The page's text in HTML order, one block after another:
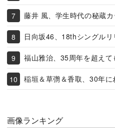
藤井 風、学生時代の秘蔵
日向坂46、18thシングルリ
福山雅治、35周年を超えて
稲垣＆草彅＆香取、30年に
画像ランキング